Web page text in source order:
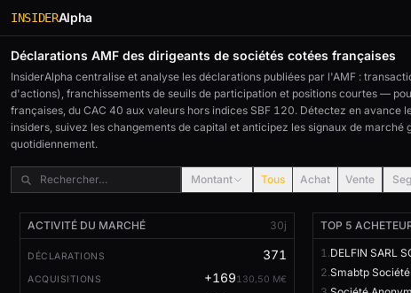
INSIDERAlpha
Déclarations AMF des dirigeants de sociétés cotées françaises
InsiderAlpha centralise et analyse les déclarations publiées par l'AMF :
d'actions), franchissements de seuils de participation et positions courtes —
françaises, du CAC 40 aux valeurs hors indices SBF 120. Détectez en avance
insiders, suivez les changements de capital et anticipez les signaux de marché
quotidiennement.
Montant Tous Achat Vente
ACTIVITÉ DU MARCHÉ 30j
DÉCLARATIONS 371
ACQUISITIONS +169130,50 M€
TOP 5
1.
2.